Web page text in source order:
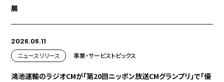
展
2026.06.11
ニュースリリース
事業・サービストピックス
鴻池運輸のラジオCMが「第20回ニッポン放送CMグランプリ」で「優